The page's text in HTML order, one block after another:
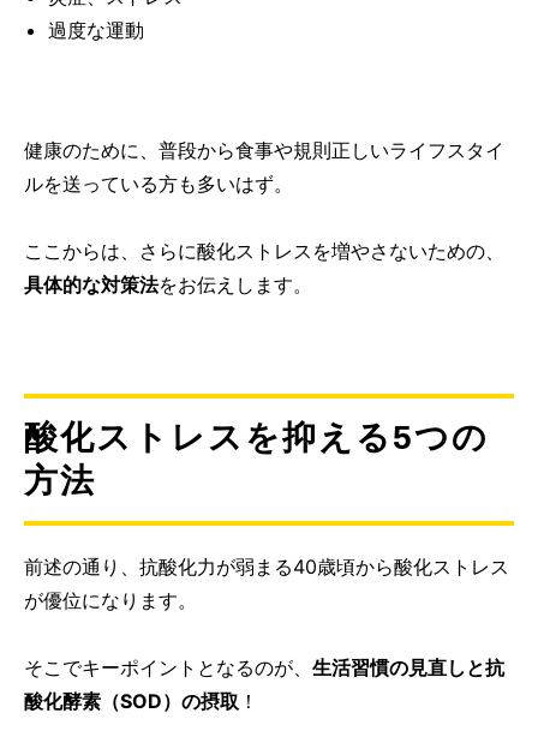
過度な運動
健康のために、普段から食事や規則正しいライフスタイ
ルを送っている方も多いはず。
ここからは、さらに酸化ストレスを増やさないための、
具体的な対策法をお伝えします。
酸化ストレスを抑える5つの
方法
前述の通り、 抗酸化力が弱まる40歳頃から酸化ストレス
が優位になります。
そこでキーポイントとなるのが、 生活習慣の見直しと抗
酸化酵素（SOD）の摂取 ！